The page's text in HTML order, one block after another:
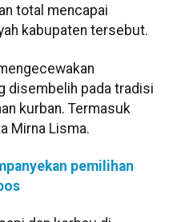
total mencapai
kabupaten tersebut.
disembelih pada tradisi
kurban. Termasuk
Mirna Lisma.
pemilihan